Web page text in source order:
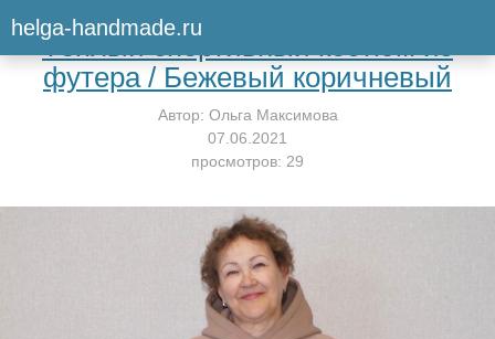
helga-handmade.ruВернуться к мастер-классу
Тёплый спортивный костюм из
футера / Бежевый коричневый
Автор: Ольга Максимова
07.06.2021
просмотров: 29